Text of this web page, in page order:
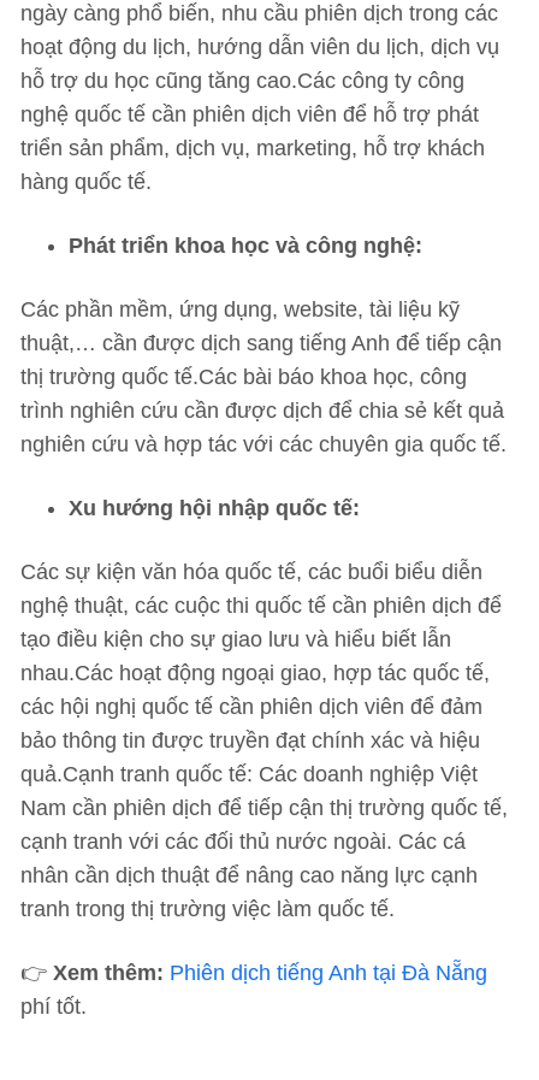
ngày càng phổ biến, nhu cầu phiên dịch trong các
hoạt động du lịch, hướng dẫn viên du lịch, dịch vụ
hỗ trợ du học cũng tăng cao.Các công ty công
nghệ quốc tế cần phiên dịch viên để hỗ trợ phát
triển sản phẩm, dịch vụ, marketing, hỗ trợ khách
hàng quốc tế.
Phát triển khoa học và công nghệ:
Các phần mềm, ứng dụng, website, tài liệu kỹ
thuật,… cần được dịch sang tiếng Anh để tiếp cận
thị trường quốc tế.Các bài báo khoa học, công
trình nghiên cứu cần được dịch để chia sẻ kết quả
nghiên cứu và hợp tác với các chuyên gia quốc tế.
Xu hướng hội nhập quốc tế:
Các sự kiện văn hóa quốc tế, các buổi biểu diễn
nghệ thuật, các cuộc thi quốc tế cần phiên dịch để
tạo điều kiện cho sự giao lưu và hiểu biết lẫn
nhau.Các hoạt động ngoại giao, hợp tác quốc tế,
các hội nghị quốc tế cần phiên dịch viên để đảm
bảo thông tin được truyền đạt chính xác và hiệu
quả.Cạnh tranh quốc tế: Các doanh nghiệp Việt
Nam cần phiên dịch để tiếp cận thị trường quốc tế,
cạnh tranh với các đối thủ nước ngoài. Các cá
nhân cần dịch thuật để nâng cao năng lực cạnh
tranh trong thị trường việc làm quốc tế.
👉 Xem thêm: Phiên dịch tiếng Anh tại Đà Nẵng
phí tốt.